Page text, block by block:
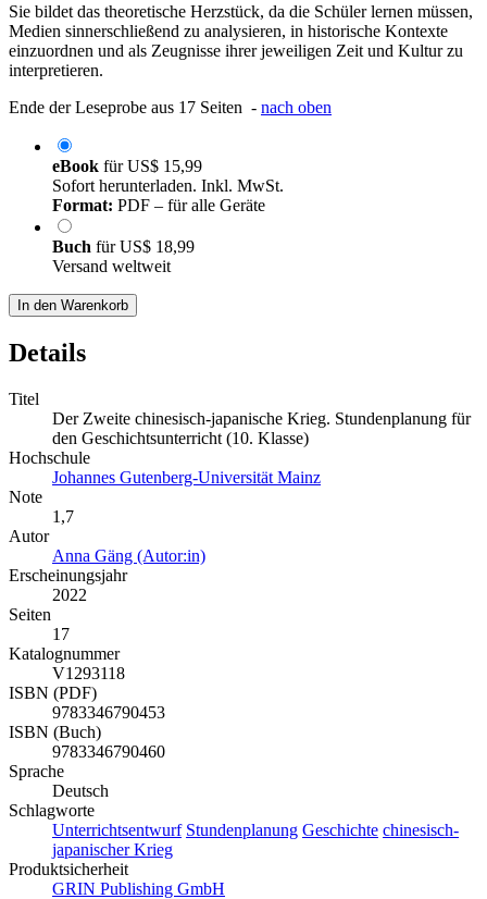
Sie bildet das theoretische Herzstück, da die Schüler lernen müssen,
Medien sinnerschließend zu analysieren, in historische Kontexte
einzuordnen und als Zeugnisse ihrer jeweiligen Zeit und Kultur zu
interpretieren.
Ende der Leseprobe aus 17 Seiten - nach oben
eBook fürUS$ 15,99
Sofort herunterladen. Inkl. MwSt.
Format: PDF – für alle Geräte
Buch fürUS$ 18,99
Versand weltweit
In den Warenkorb
Details
Titel
Der Zweite chinesisch-japanische Krieg. Stundenplanung für
den Geschichtsunterricht (10. Klasse)
Hochschule
Johannes Gutenberg-Universität Mainz
Note
1,7
Autor
Anna Gäng (Autor:in)
Erscheinungsjahr
2022
Seiten
17
Katalognummer
V1293118
ISBN (PDF)
9783346790453
ISBN (Buch)
9783346790460
Sprache
Deutsch
Schlagworte
Unterrichtsentwurf Stundenplanung Geschichte chinesisch-
japanischer Krieg
Produktsicherheit
GRIN Publishing GmbH